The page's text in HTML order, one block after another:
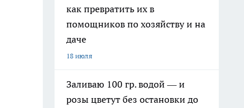
как превратить их в
помощников по хозяйству и на
даче
18 июля
Заливаю 100 гр. водой — и
розы цветут без остановки до